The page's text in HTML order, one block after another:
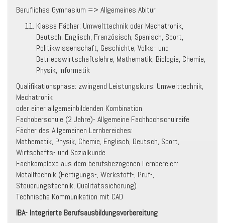
Berufliches Gymnasium => Allgemeines Abitur
Klasse Fächer: Umwelttechnik oder Mechatronik,
Deutsch, Englisch, Französisch, Spanisch, Sport,
Politikwissenschaft, Geschichte, Volks- und
Betriebswirtschaftslehre, Mathematik, Biologie, Chemie,
Physik, Informatik
Qualifikationsphase: zwingend Leistungskurs: Umwelttechnik,
Mechatronik
oder einer allgemeinbildenden Kombination
Fachoberschule (2 Jahre)- Allgemeine Fachhochschulreife
Fächer des Allgemeinen Lernbereiches:
Mathematik, Physik, Chemie, Englisch, Deutsch, Sport,
Wirtschafts- und Sozialkunde
Fachkomplexe aus dem berufsbezogenen Lernbereich:
Metalltechnik (Fertigungs-, Werkstoff-, Prüf-,
Steuerungstechnik, Qualitätssicherung)
Technische Kommunikation mit CAD
IBA- Integrierte Berufsausbildungsvorbereitung